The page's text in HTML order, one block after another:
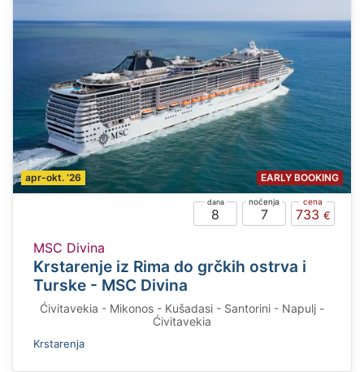
apr-okt. ‘26 EARLY BOOKING
8 7 733
MSC Divina
Krstarenje iz Rima do grčkih ostrva i
Turske - MSC Divina
Ćivitavekia - Mikonos - Kušadasi - Santorini - Napulj -
Ćivitavekia
Krstarenja